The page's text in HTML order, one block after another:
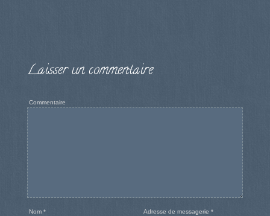
Laisser un commentaire
Commentaire
Nom * Adresse de messagerie *